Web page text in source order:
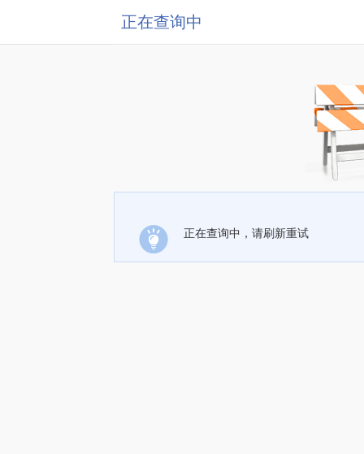
正在查询中
正在查询中，请刷新重试